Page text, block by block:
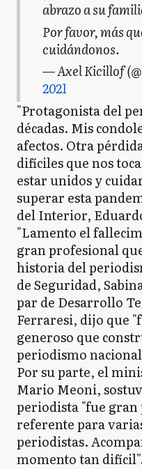
abrazo a su
Por favor, más
cuidándonos.
— Axel Kicillof
2021
"Protagonista del
décadas. Mis
afectos. Otra
difíciles que nos
estar unidos y
superar esta
del Interior,
"Lamento el
gran profesional
historia del
de Seguridad,
par de Desarrollo
Ferraresi, dijo que
generoso que
periodismo
Por su parte, el
Mario Meoni,
periodista "fue
referente para
periodistas.
momento tan